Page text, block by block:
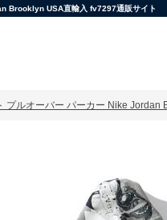
Brooklyn USA直輸入 fv7297通販サイト
プルオーバー パーカー Nike Jordan